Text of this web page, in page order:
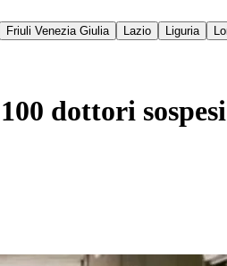
Friuli Venezia Giulia Lazio Liguria
dottori